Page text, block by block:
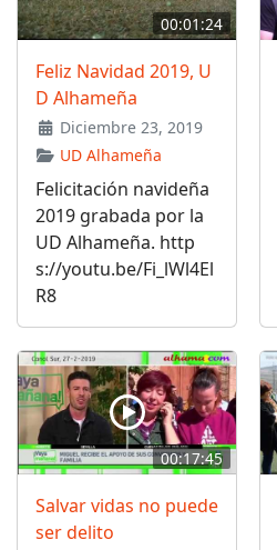
00:01:24
Feliz Navidad 2019, U
D Alhameña
Diciembre 23, 2019
UD Alhameña
Felicitación navideña
2019 grabada por la
UD Alhameña. http
s://youtu.be/Fi_lWl4El
R8
00:17:45
Salvar vidas no puede
ser delito